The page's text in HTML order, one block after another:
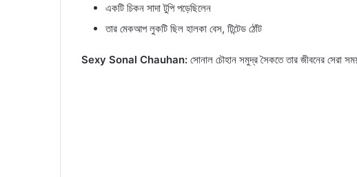
একটি চিকন সাদা টুপি পড়েছিলেন
তার মেকআপ লুকটি ছিল হালকা বেস, টিন্টেড ঠোঁট
Sexy Sonal Chauhan: সোনাল চৌহান সমুদ্র সৈকতে তার জীবনের সেরা